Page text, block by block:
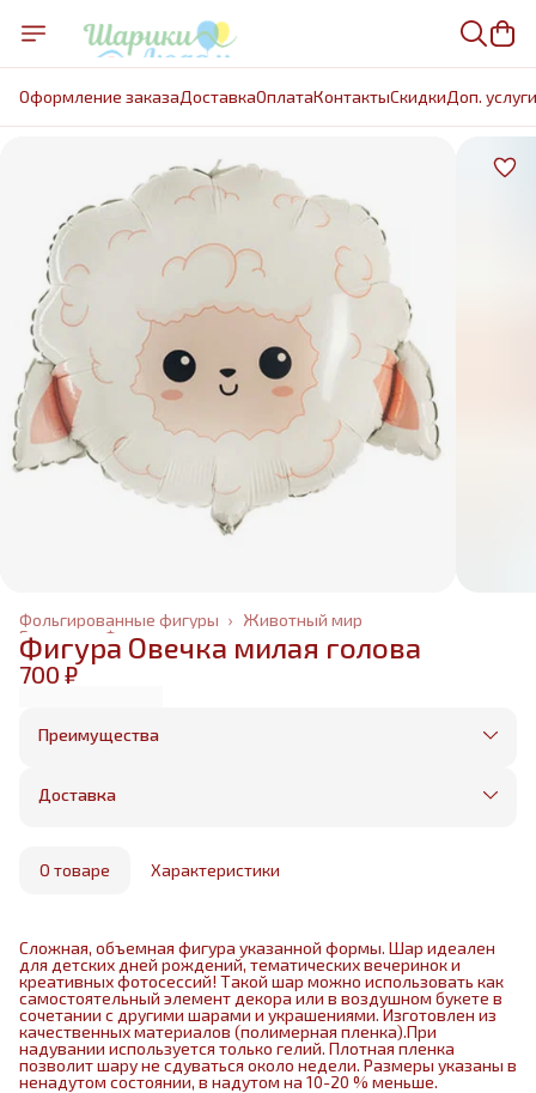
Оформление заказаДоставкаОплатаКонтактыCкидкиДоп. услуги
Животный мир
Фольгированные фигуры ›
Фольгированные шары
Главная
Фигура Овечка милая голова
700 ₽
Преимущества
Оплата частями в Сплит
Бесплатная доставка в пределах КАД
маркетплейса
Доставка
О товаре Характеристики
Сложная, объемная фигура указанной формы. Шар идеален
для детских дней рождений, тематических вечеринок и
креативных фотосессий! Такой шар можно использовать как
самостоятельный элемент декора или в воздушном букете в
сочетании с другими шарами и украшениями. Изготовлен из
качественных материалов (полимерная пленка).При
надувании используется только гелий. Плотная пленка
позволит шару не сдуваться около недели. Размеры указаны в
ненадутом состоянии, в надутом на 10-20 % меньше.